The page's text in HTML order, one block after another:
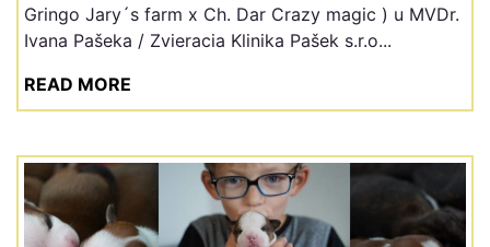
Gringo Jary´s farm x Ch. Dar Crazy magic ) u MVDr.
Ivana Pašeka / Zvieracia Klinika Pašek s.r.o...
READ MORE